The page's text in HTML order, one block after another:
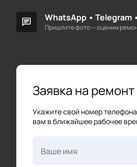
chat WhatsApp • Telegram •
Пришлите фото — оценим
Заявка на ремонт
Укажите свой номер
вам в ближайшее рабочее
Ваше имя